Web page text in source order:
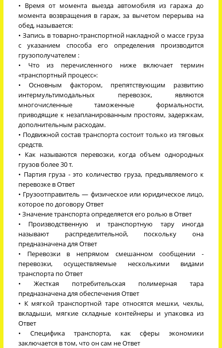
• Время от момента выезда автомобиля из гаража до
момента возвращения в гараж, за вычетом перерыва на
обед, называется:
• Запись в товарно-транспортной накладной о массе груза
с указанием способа его определения производится
грузополучателем :
• Что из перечисленного ниже включает термин
«транспортный процесс»:
• Основным фактором, препятствующим развитию
интермультимодальных перевозок, являются
многочисленные таможенные формальности,
приводящие к незапланированным простоям, задержкам,
дополнительным расходам.
• Подвижной состав транспорта состоит только из тяговых
средств.
• Как называются перевозки, когда объем однородных
грузов более 30 т.
• Партия груза - это количество груза, предъявляемого к
перевозке в Ответ
• Грузоотправитель — физическое или юридическое лицо,
которое по договору Ответ
• Значение транспорта определяется его ролью в Ответ
• Производственную и транспортную тару иногда
называют распределительной, поскольку она
предназначена для Ответ
• Перевозки в непрямом смешанном сообщении -
перевозки, осуществляемые несколькими видами
транспорта по Ответ
• Жесткая потребительская полимерная тара
предназначена для обеспечения Ответ
• К мягкой транспортной таре относятся мешки, чехлы,
вкладыши, мягкие складные контейнеры и упаковка из
Ответ
• Специфика транспорта, как сферы экономики
заключается в том, что он сам не Ответ